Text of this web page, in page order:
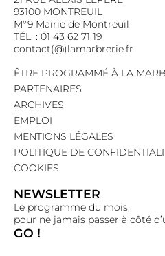
93100 MONTREUIL
M°9 Mairie de Montreuil
TÉL. : 01 43 62 71 19
contact(@)lamarbrerie.fr
ÊTRE PROGRAMMÉ À LA
PARTENAIRES
ARCHIVES
EMPLOI
MENTIONS LÉGALES
POLITIQUE DE
COOKIES
NEWSLETTER
Le programme du mois,
pour ne jamais passer à côté
GO !